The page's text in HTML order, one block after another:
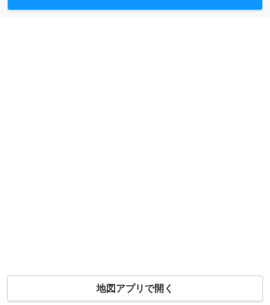
地図アプリで開く